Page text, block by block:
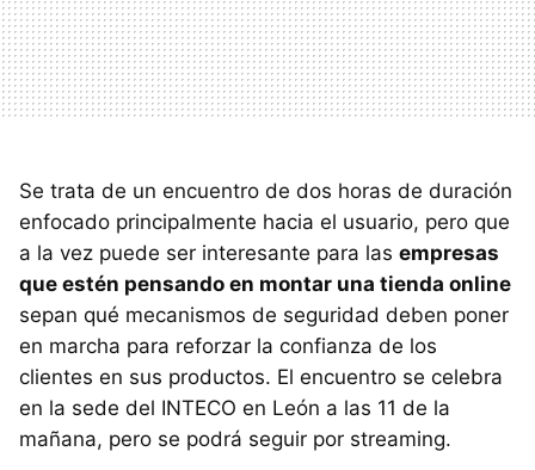
Se trata de un encuentro de dos horas de duración
enfocado principalmente hacia el usuario, pero que
a la vez puede ser interesante para las empresas
que estén pensando en montar una tienda online
sepan qué mecanismos de seguridad deben poner
en marcha para reforzar la confianza de los
clientes en sus productos. El encuentro se celebra
en la sede del INTECO en León a las 11 de la
mañana, pero se podrá seguir por streaming.